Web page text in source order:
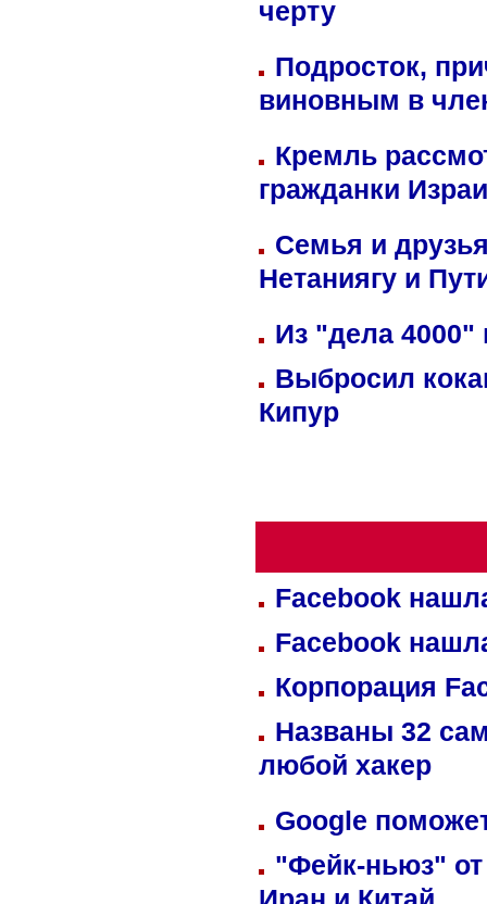
черту
Подросток,
виновным в
Кремль
гражданки
Семья и
Нетаниягу и
Из "дела 4000"
Выбросил
Кипур
Facebook
Facebook
Корпорация
Названы 32
любой хакер
Google
"Фейк-ньюз" от